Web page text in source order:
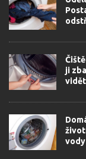
ji
vidět
vody